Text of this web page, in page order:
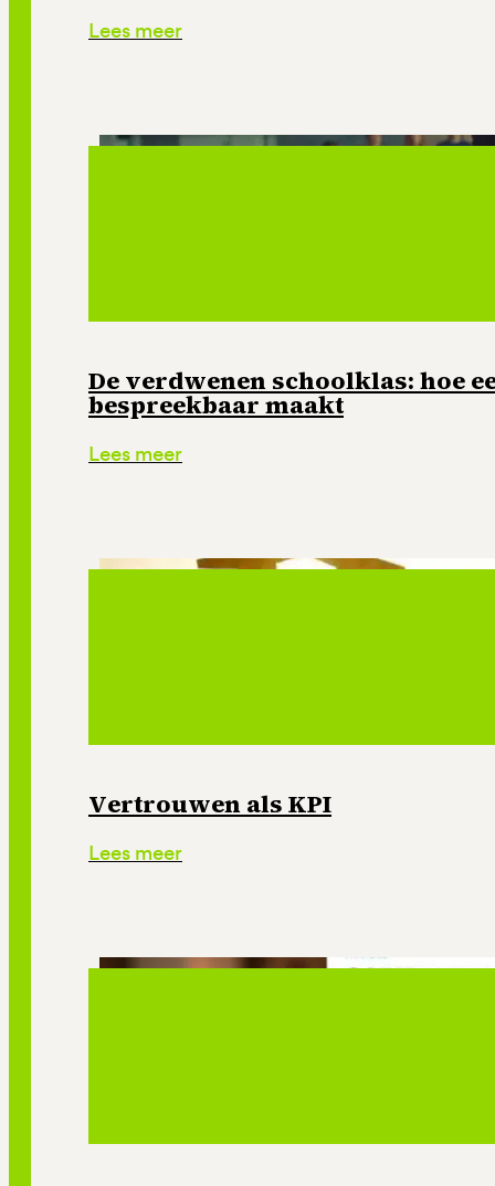
Lees meer
De verdwenen schoolklas: hoe
bespreekbaar maakt
Lees meer
Vertrouwen als KPI
Lees meer